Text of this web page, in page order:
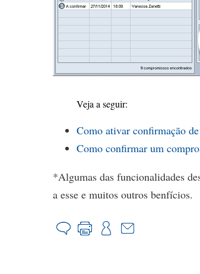
Veja a seguir:
Como ativar confirmação
Como confirmar um
*Algumas das funcionalidades
a esse e muitos outros benfícios.